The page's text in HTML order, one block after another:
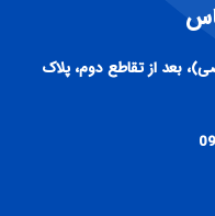
بعد از تقاطع دوم، پلاک